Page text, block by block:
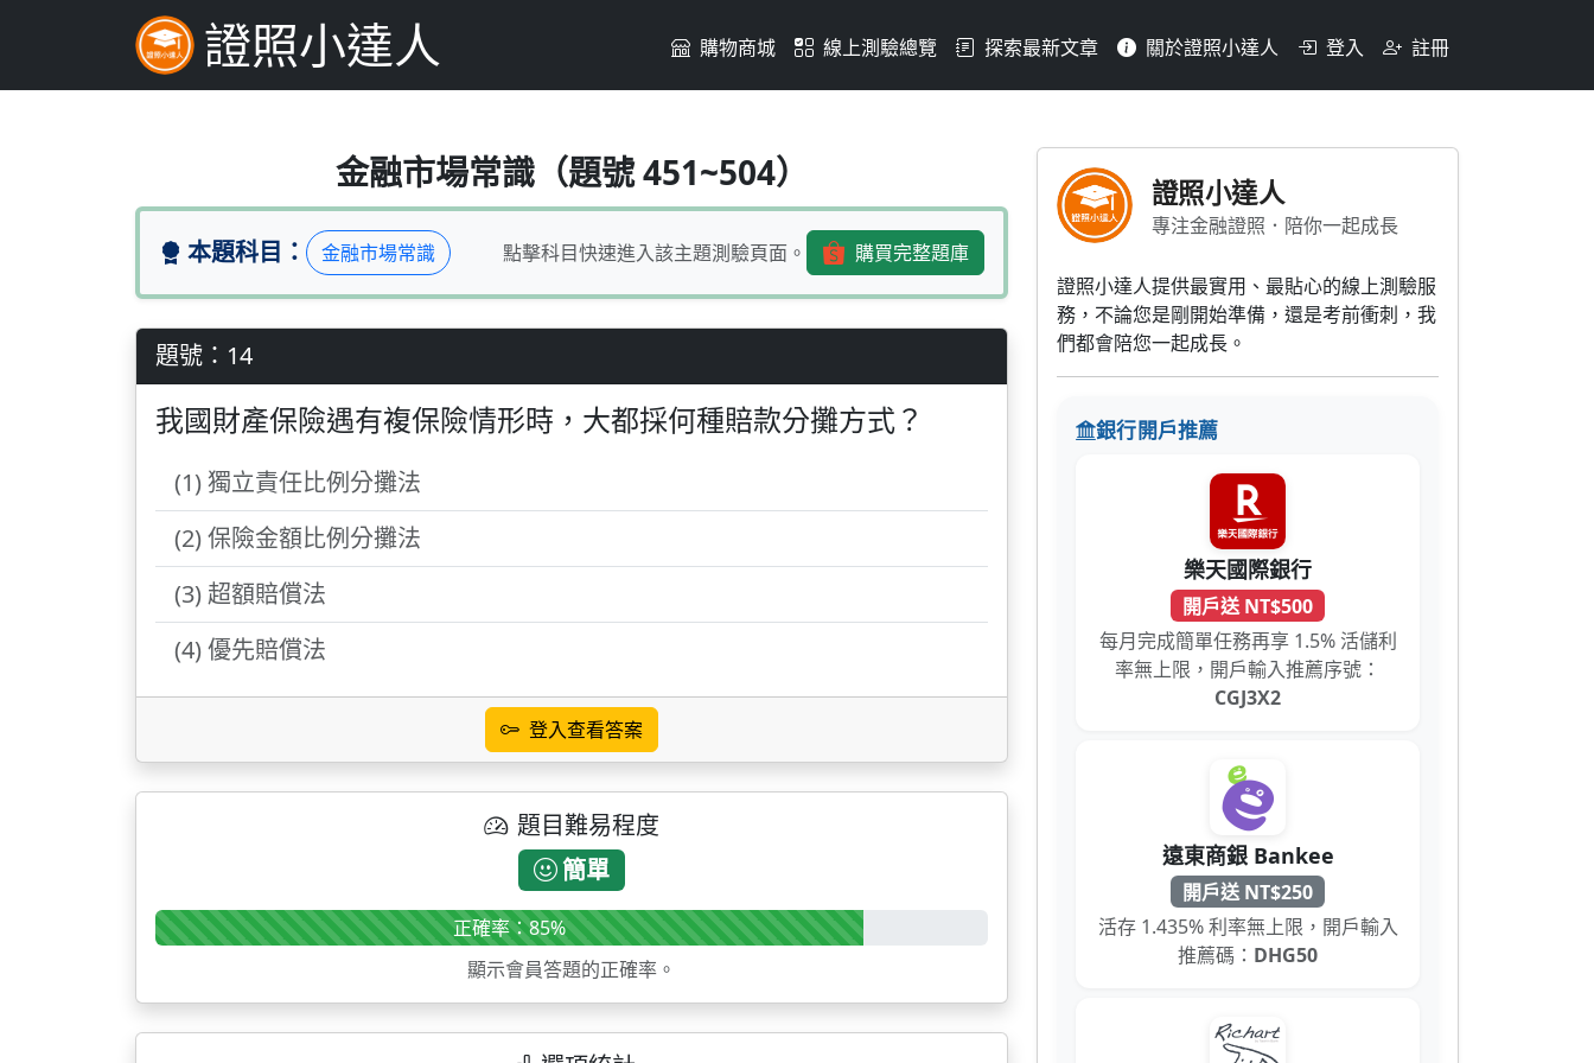
證照小達人 購物商城 線上測驗總覽 探索最新文章 關於證照小達人 登入 註冊
我國財產保險遇有複保險情形時，大都採何種賠款分攤方式？(1)獨
金融市場常識（題號 451~504）
本題科目： 金融市場常識 點擊科目快速進入該主題測驗頁面。 購買完整題庫
題號：14
我國財產保險遇有複保險情形時，大都採何種賠款分攤方式？
(1) 獨立責任比例分攤法
(2) 保險金額比例分攤法
(3) 超額賠償法
(4) 優先賠償法
登入查看答案
題目難易程度
簡單
正確率：85%
顯示會員答題的正確率。
證照小達人
專注金融證照．陪你一起成長
證照小達人提供最實用、最貼心的線上測驗服
務，不論您是剛開始準備，還是考前衝刺，我
們都會陪您一起成長。
銀行開戶推薦
樂天國際銀行
開戶送 NT$500
每月完成簡單任務再享 1.5% 活儲利
率無上限，開戶輸入推薦序號：
CGJ3X2
遠東商銀 Bankee
開戶送 NT$250
活存 1.435% 利率無上限，開戶輸入
推薦碼： DHG50